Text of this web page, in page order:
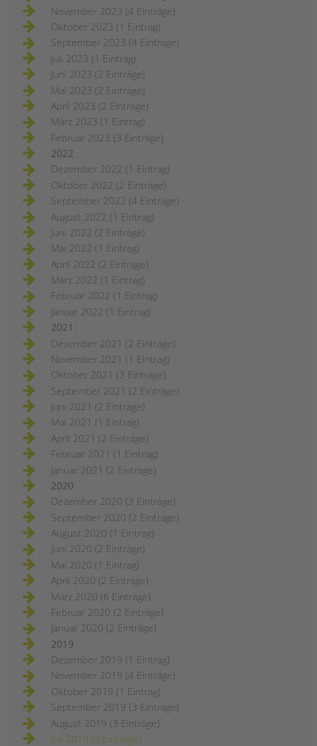
November 2023 (4 Einträge)
Oktober 2023 (1 Eintrag)
September 2023 (4 Einträge)
Juli 2023 (1 Eintrag)
Juni 2023 (2 Einträge)
Mai 2023 (2 Einträge)
April 2023 (2 Einträge)
März 2023 (1 Eintrag)
Februar 2023 (3 Einträge)
2022
Dezember 2022 (1 Eintrag)
Oktober 2022 (2 Einträge)
September 2022 (4 Einträge)
August 2022 (1 Eintrag)
Juni 2022 (2 Einträge)
Mai 2022 (1 Eintrag)
April 2022 (2 Einträge)
März 2022 (1 Eintrag)
Februar 2022 (1 Eintrag)
Januar 2022 (1 Eintrag)
2021
Dezember 2021 (2 Einträge)
November 2021 (1 Eintrag)
Oktober 2021 (3 Einträge)
September 2021 (2 Einträge)
Juni 2021 (2 Einträge)
Mai 2021 (1 Eintrag)
April 2021 (2 Einträge)
Februar 2021 (1 Eintrag)
Januar 2021 (2 Einträge)
2020
Dezember 2020 (3 Einträge)
September 2020 (2 Einträge)
August 2020 (1 Eintrag)
Juni 2020 (2 Einträge)
Mai 2020 (1 Eintrag)
April 2020 (2 Einträge)
März 2020 (6 Einträge)
Februar 2020 (2 Einträge)
Januar 2020 (2 Einträge)
2019
Dezember 2019 (1 Eintrag)
November 2019 (4 Einträge)
Oktober 2019 (1 Eintrag)
September 2019 (3 Einträge)
August 2019 (3 Einträge)
Juli 2019 (4 Einträge)